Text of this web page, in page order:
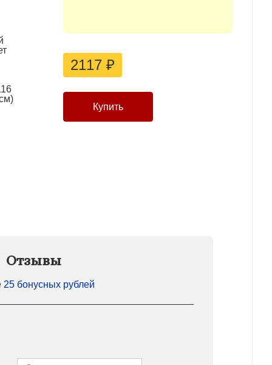
2117 ₽
Отзывы
25 бонусных рублей